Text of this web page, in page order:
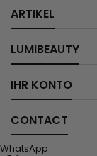
ARTIKEL
LUMIBEAUTY
IHR KONTO
CONTACT
WhatsApp